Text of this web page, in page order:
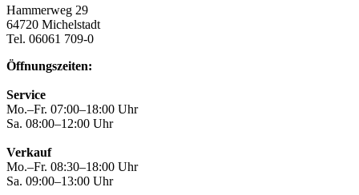
Hammerweg 29
64720 Michelstadt
Tel. 06061 709-0
Öffnungszeiten:
Service
Mo.–Fr. 07:00–18:00 Uhr
Sa. 08:00–12:00 Uhr
Verkauf
Mo.–Fr. 08:30–18:00 Uhr
Sa. 09:00–13:00 Uhr